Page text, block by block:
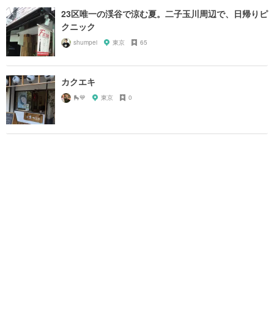
23区唯一の渓谷で涼む夏。二子玉川周辺で、日帰りピ
クニック
shumpei 東京 65
カクエキ
🛼💙 東京 0